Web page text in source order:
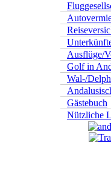
Ausflüge/
Golf in
Wal-/
Gästebuch
Nützliche